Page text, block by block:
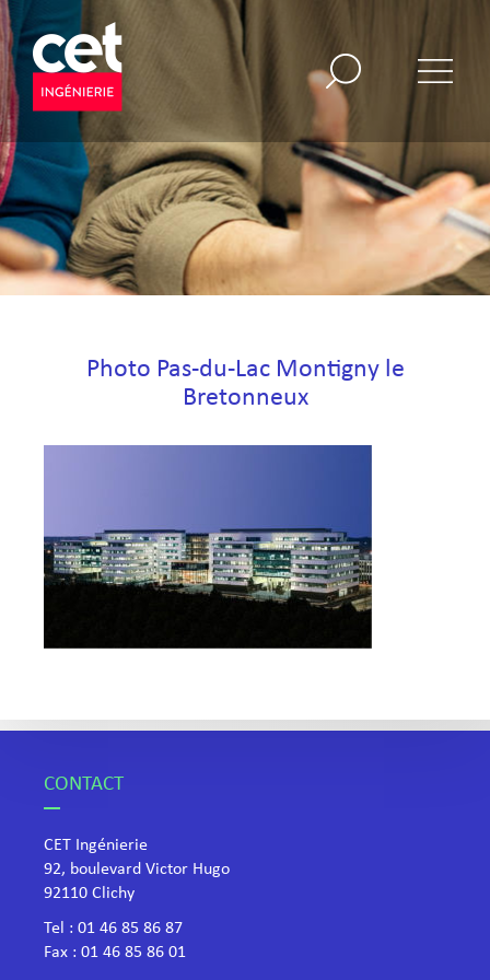
Photo Pas-du-Lac Montigny le
Bretonneux
CONTACT
CET Ingénierie
92, boulevard Victor Hugo
​92110 Clichy
Tel : 01 46 85 86 87
Fax : 01 46 85 86 01